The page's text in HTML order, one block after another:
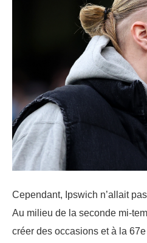
Cependant, Ipswich n’allait
Au milieu de la seconde mi-
créer des occasions et à la